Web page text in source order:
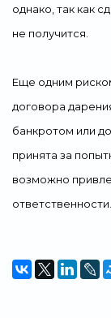
однако, так как
не получится.
Еще одним
договора
банкротом или
принята за
возможно
ответственности.